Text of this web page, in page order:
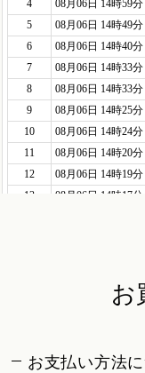
お
お支払い方法